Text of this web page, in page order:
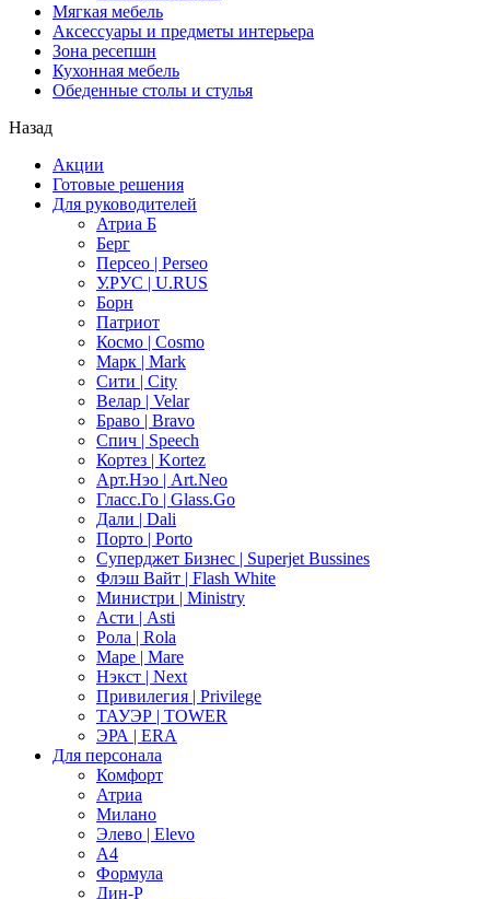
Мягкая мебель
Аксессуары и предметы интерьера
Зона ресепшн
Кухонная мебель
Обеденные столы и стулья
Назад
Акции
Готовые решения
Для руководителей
Атриа Б
Берг
Персео | Perseo
У.РУС | U.RUS
Борн
Патриот
Космо | Cosmo
Марк | Mark
Сити | City
Велар | Velar
Браво | Bravo
Спич | Speech
Кортез | Kortez
Арт.Нэо | Art.Neo
Гласс.Го | Glass.Go
Дали | Dali
Порто | Porto
Суперджет Бизнес | Superjet Bussines
Флэш Вайт | Flash White
Министри | Ministry
Асти | Asti
Рола | Rola
Маре | Mare
Нэкст | Next
Привилегия | Privilege
ТАУЭР | TOWER
ЭРА | ERA
Для персонала
Комфорт
Атриа
Милано
Элево | Elevo
А4
Формула
Дин-Р